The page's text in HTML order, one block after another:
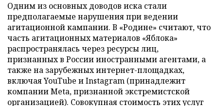
Одним из основных доводов иска стали
предполагаемые нарушения при ведении
агитационной кампании. В «Родине» считают, что
часть агитационных материалов «Яблока»
распространялась через ресурсы лиц,
признанных в России иностранными агентами, а
также на зарубежных интернет-площадках,
включая YouTube и Instagram (принадлежит
компании Meta, признанной экстремистской
организацией). Совокупная стоимость этих услуг